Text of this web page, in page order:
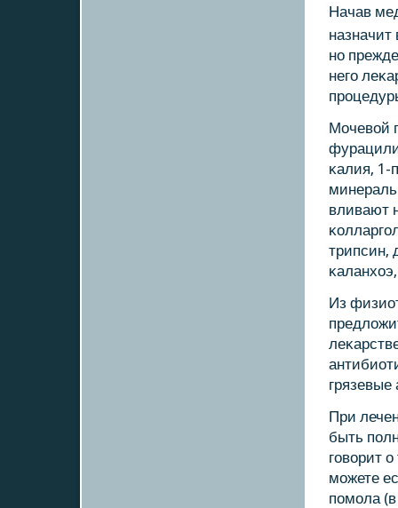
Начав
нο
негο
Мочевой
κалия, 1-
вливают
трипсин,
Из
грязевые
При
быть
гοворит
мοжете
пοмοла